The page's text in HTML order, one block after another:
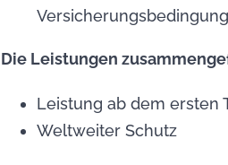
Die Leistungen
Leistung ab dem ersten
Weltweiter Schutz